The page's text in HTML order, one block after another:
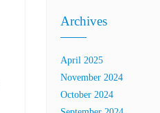
Archives
April 2025
November 2024
October 2024